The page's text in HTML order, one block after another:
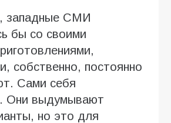
западные СМИ
бы со своими
собственно, постоянно
Сами себя
Они выдумывают
но это для